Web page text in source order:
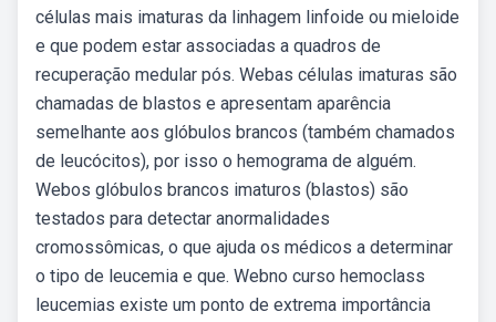
células mais imaturas da linhagem linfoide ou mieloide
e que podem estar associadas a quadros de
recuperação medular pós. Webas células imaturas são
chamadas de blastos e apresentam aparência
semelhante aos glóbulos brancos (também chamados
de leucócitos), por isso o hemograma de alguém.
Webos glóbulos brancos imaturos (blastos) são
testados para detectar anormalidades
cromossômicas, o que ajuda os médicos a determinar
o tipo de leucemia e que. Webno curso hemoclass
leucemias existe um ponto de extrema importância